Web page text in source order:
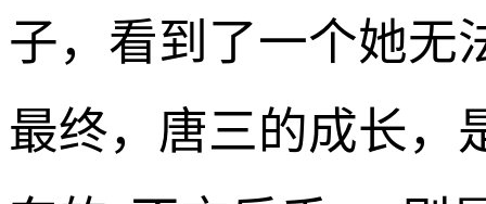
子，看到了一个她无
最终，唐三的成长，